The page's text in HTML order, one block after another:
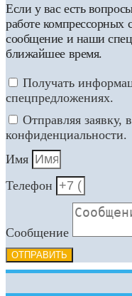
Если у вас есть
работе компрессорных
сообщение и наши
ближайшее время.
Получать
спецпредложениях.
Отправляя заявку,
конфиденциальности.
Имя
Телефон
Сообщение
ОТПРАВИТЬ